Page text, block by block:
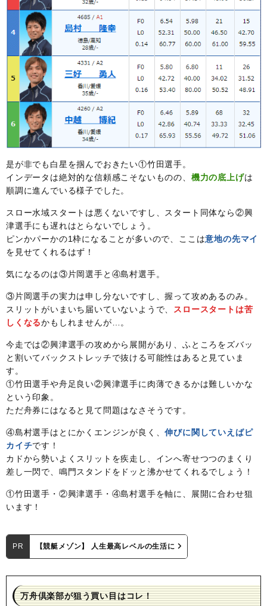
是が非でも白星を掴んでおきたい①竹田選手。
インデータは絶対的な信頼感こそないものの、 機力の底上げは
順調に進んでいる様子でした。
スロー水域スタートは悪くないですし、スタート同体なら②興
津選手にも遅れはとらないでしょう。
ピンかパーかの1枠になることが多いので、ここは意地の先マイ
を見せてくれるはず！
気になるのは③片岡選手と④島村選手。
③片岡選手の実力は申し分ないですし、握って攻めあるのみ。
スリットがいまいち届いていないようで、
スロースタートは苦
しくなるかもしれませんが…。
今走では②興津選手の攻めから展開があり、ふところをズバッ
と割いてバックストレッチで抜ける可能性はあると見ていま
す。
①竹田選手や舟足良い②興津選手に肉薄できるかは難しいかな
という印象。
ただ舟券にはなると見て問題はなさそうです。
④島村選手はとにかくエンジンが良く、伸びに関していえばピ
カイチです！
カドから勢いよくスリットを疾走し、インへ寄せつつのまくり
差し一閃で、鳴門スタンドをドッと沸かせてくれるでしょう！
①竹田選手・②興津選手・④島村選手を軸に、展開に合わせ狙
います！
PR 【競艇メゾン】 人生最高レベルの生活に
万舟倶楽部が狙う買い目はコレ！